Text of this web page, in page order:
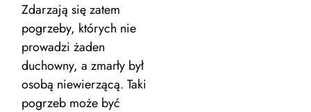
Zdarzają się zatem
pogrzeby, których nie
prowadzi żaden
duchowny, a zmarły był
osobą niewierzącą. Taki
pogrzeb może być